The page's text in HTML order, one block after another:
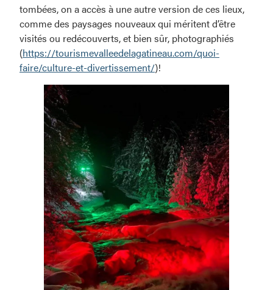
tombées, on a accès à une autre version de ces lieux,
comme des paysages nouveaux qui méritent d’être
visités ou redécouverts, et bien sûr, photographiés
(https://tourismevalleedelagatineau.com/quoi-
faire/culture-et-divertissement/)!